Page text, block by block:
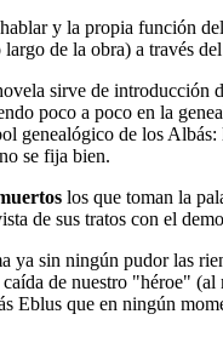
y la propia función
de la obra) a través
sirve de introducción
poco a poco en la
genealógico de los Albás:
se fija bien.
los que toman la
de sus tratos con el
ya sin ningún pudor las
de nuestro "héroe"
Eblus que en ningún